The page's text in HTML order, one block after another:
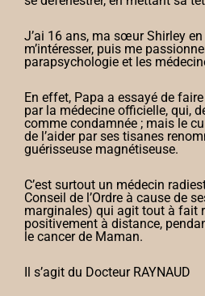
J’ai 16 ans, ma sœur Shirley
m’intéresser, puis me
parapsychologie et les
En effet, Papa a essayé de
par la médecine officielle, qui,
comme condamnée ; mais le
de l’aider par ses tisanes
guérisseuse magnétiseuse.
C’est surtout un médecin
Conseil de l’Ordre à cause de
marginales) qui agit tout à fait
positivement à distance,
le cancer de Maman.
Il s’agit du Docteur RAYNAUD